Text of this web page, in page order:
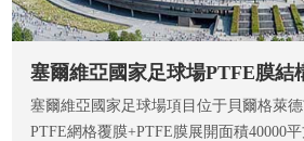
塞爾維亞國家足球場PTFE膜結
塞爾維亞國家足球場項目位于貝爾格萊
PTFE網格覆膜+PTFE膜展開面積40000平